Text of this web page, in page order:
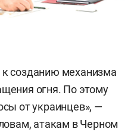
созданию механизма
огня. По этому
от украинцев», —
атакам в Черном